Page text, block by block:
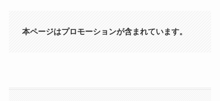
本ページはプロモーションが含まれています。